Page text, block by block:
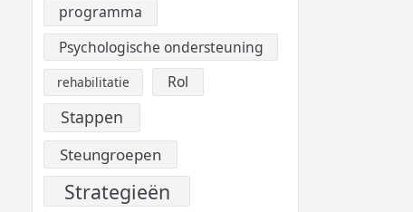
programma
Psychologische ondersteuning
rehabilitatie Rol
Stappen
Steungroepen
Strategieën